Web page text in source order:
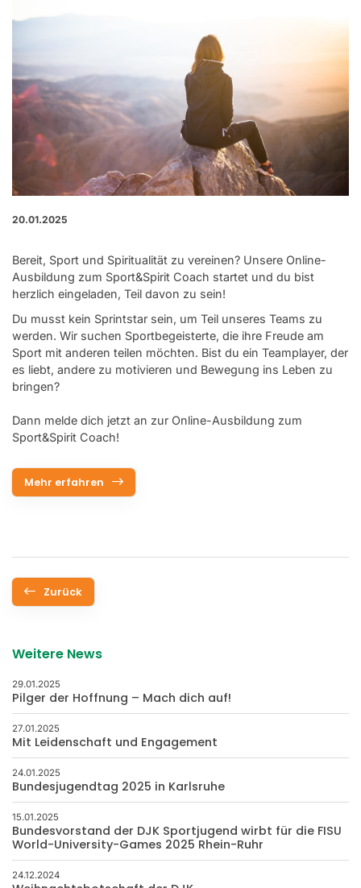
20.01.2025
Bereit, Sport und Spiritualität zu vereinen? Unsere Online-
Ausbildung zum Sport&Spirit Coach startet und du bist
herzlich eingeladen, Teil davon zu sein!
Du musst kein Sprintstar sein, um Teil unseres Teams zu
werden. Wir suchen Sportbegeisterte, die ihre Freude am
Sport mit anderen teilen möchten. Bist du ein Teamplayer, der
es liebt, andere zu motivieren und Bewegung ins Leben zu
bringen?
Dann melde dich jetzt an zur Online-Ausbildung zum
Sport&Spirit Coach!
Mehr erfahren
Zurück
Weitere News
29.01.2025
Pilger der Hoffnung – Mach dich auf!
27.01.2025
Mit Leidenschaft und Engagement
24.01.2025
Bundesjugendtag 2025 in Karlsruhe
15.01.2025
Bundesvorstand der DJK Sportjugend wirbt für die FISU
World-University-Games 2025 Rhein-Ruhr
24.12.2024